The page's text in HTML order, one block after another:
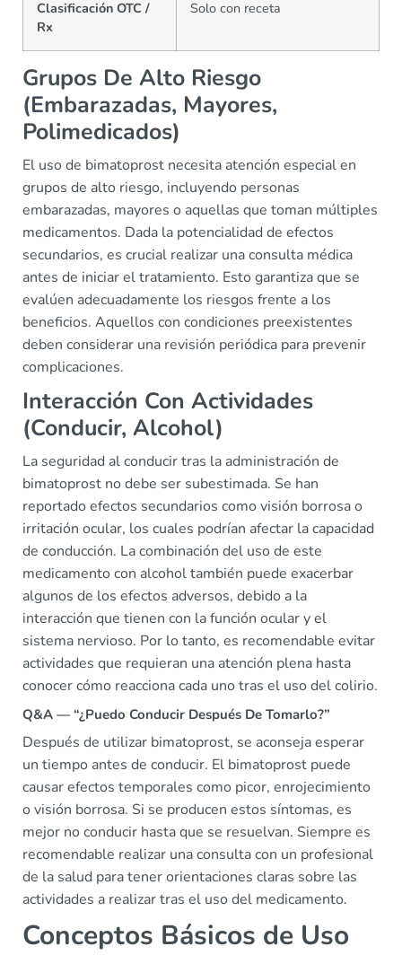
Clasificación OTC /
Rx
Solo con receta
Grupos De Alto Riesgo
(Embarazadas, Mayores,
Polimedicados)
El uso de bimatoprost necesita atención especial en
grupos de alto riesgo, incluyendo personas
embarazadas, mayores o aquellas que toman múltiples
medicamentos. Dada la potencialidad de efectos
secundarios, es crucial realizar una consulta médica
antes de iniciar el tratamiento. Esto garantiza que se
evalúen adecuadamente los riesgos frente a los
beneficios. Aquellos con condiciones preexistentes
deben considerar una revisión periódica para prevenir
complicaciones.
Interacción Con Actividades
(Conducir, Alcohol)
La seguridad al conducir tras la administración de
bimatoprost no debe ser subestimada. Se han
reportado efectos secundarios como visión borrosa o
irritación ocular, los cuales podrían afectar la capacidad
de conducción. La combinación del uso de este
medicamento con alcohol también puede exacerbar
algunos de los efectos adversos, debido a la
interacción que tienen con la función ocular y el
sistema nervioso. Por lo tanto, es recomendable evitar
actividades que requieran una atención plena hasta
conocer cómo reacciona cada uno tras el uso del colirio.
Q&A — “¿Puedo Conducir Después De Tomarlo?”
Después de utilizar bimatoprost, se aconseja esperar
un tiempo antes de conducir. El bimatoprost puede
causar efectos temporales como picor, enrojecimiento
o visión borrosa. Si se producen estos síntomas, es
mejor no conducir hasta que se resuelvan. Siempre es
recomendable realizar una consulta con un profesional
de la salud para tener orientaciones claras sobre las
actividades a realizar tras el uso del medicamento.
Conceptos Básicos de Uso